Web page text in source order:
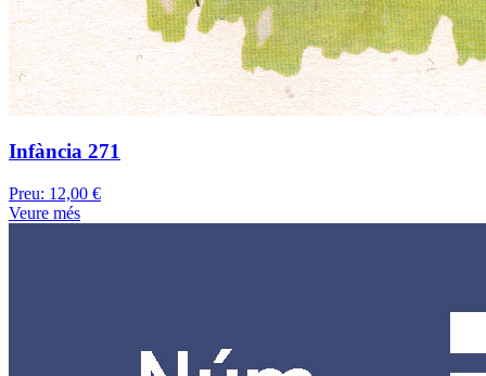
Infància 271
Preu: 12,00 €
Veure més